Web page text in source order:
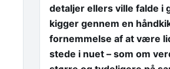
detaljer ellers ville falde i
kigger gennem en
fornemmelse af at være
stede i nuet – som om